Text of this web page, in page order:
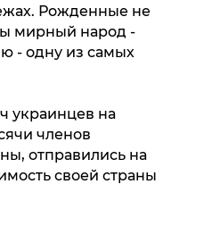
Рожденные не
мирный народ -
- одну из самых
украинцев на
членов
отправились на
своей страны